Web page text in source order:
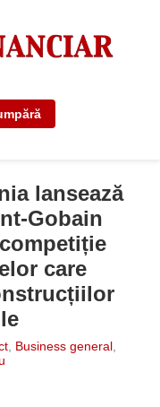
lansează
Gobain
care
, Business general,